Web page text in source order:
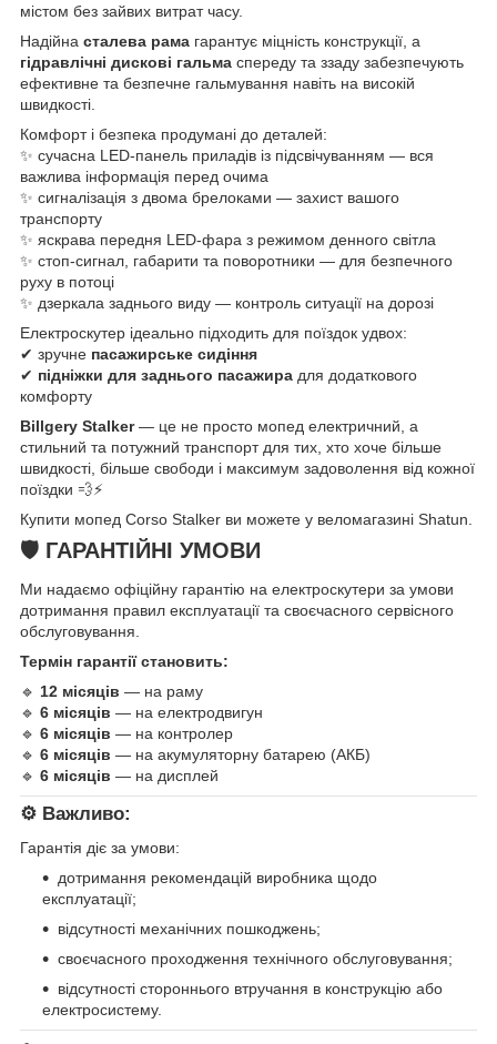
містом без зайвих витрат часу.
Надійна сталева рама гарантує міцність конструкції, а
гідравлічні дискові гальма спереду та ззаду забезпечують
ефективне та безпечне гальмування навіть на високій
швидкості.
Комфорт і безпека продумані до деталей:
✨ сучасна LED-панель приладів із підсвічуванням — вся
важлива інформація перед очима
✨ сигналізація з двома брелоками — захист вашого
транспорту
✨ яскрава передня LED-фара з режимом денного світла
✨ стоп-сигнал, габарити та поворотники — для безпечного
руху в потоці
✨ дзеркала заднього виду — контроль ситуації на дорозі
Електроскутер ідеально підходить для поїздок удвох:
✔ зручне пасажирське сидіння
✔ підніжки для заднього пасажира для додаткового
комфорту
Billgery Stalker— це не просто мопед електричний, а
стильний та потужний транспорт для тих, хто хоче більше
швидкості, більше свободи і максимум задоволення від кожної
поїздки 💨⚡
Купити мопед Corso Stalker ви можете у веломагазині Shatun.
🛡️ ГАРАНТІЙНІ УМОВИ
Ми надаємо офіційну гарантію на електроскутери за умови
дотримання правил експлуатації та своєчасного сервісного
обслуговування.
Термін гарантії становить:
🔹 12 місяців — на раму
🔹 6 місяців — на електродвигун
🔹 6 місяців — на контролер
🔹 6 місяців — на акумуляторну батарею (АКБ)
🔹 6 місяців — на дисплей
⚙️ Важливо:
Гарантія діє за умови:
дотримання рекомендацій виробника щодо
експлуатації;
відсутності механічних пошкоджень;
своєчасного проходження технічного обслуговування;
відсутності стороннього втручання в конструкцію або
електросистему.